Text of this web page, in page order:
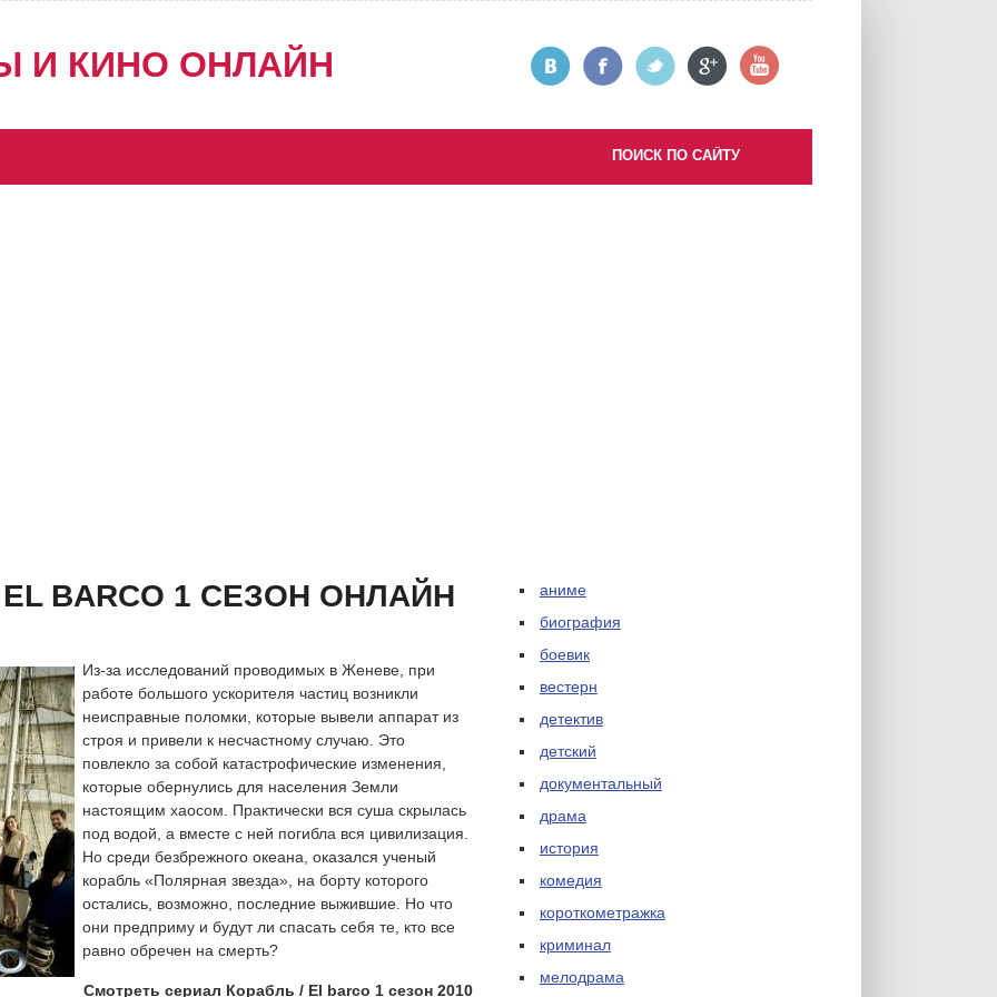
И КИНО ОНЛАЙН
BARCO 1 СЕЗОН ОНЛАЙН
Из-за исследований проводимых в Женеве, при
работе большого ускорителя частиц возникли
неисправные поломки, которые вывели аппарат из
строя и привели к несчастному случаю. Это
повлекло за собой катастрофические изменения,
которые обернулись для населения Земли
настоящим хаосом. Практически вся суша скрылась
под водой, а вместе с ней погибла вся цивилизация.
Но среди безбрежного океана, оказался ученый
корабль «Полярная звезда», на борту которого
остались, возможно, последние выжившие. Но что
они предприму и будут ли спасать себя те, кто все
равно обречен на смерть?
Смотреть сериал Корабль / El barco 1 сезон 2010
аниме
биография
боевик
вестерн
детектив
детский
документальный
драма
история
комедия
короткометражка
криминал
мелодрама